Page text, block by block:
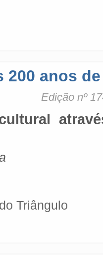
200 anos
Edição nº
Triângulo